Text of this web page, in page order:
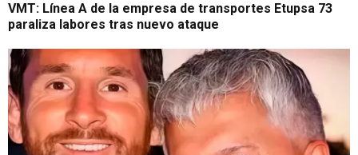
VMT: Línea A de la empresa de transportes Etupsa 73
paraliza labores tras nuevo ataque